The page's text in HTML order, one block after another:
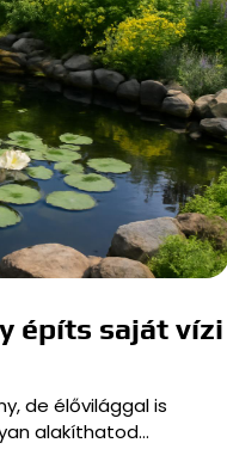
építs saját vízi
de élővilággal is
alakíthatod…